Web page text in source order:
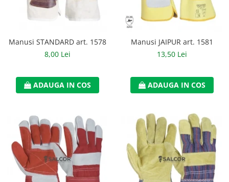
Caciuli
Sepci
Antifoane
Filtre
Semimasti
Protectie vizuala
Ochelari
Manusi STANDARD art. 1578
8,00 Lei
ADAUGA IN COS
Manusi JAIPUR art. 1581
13,50 Lei
ADAUGA IN COS